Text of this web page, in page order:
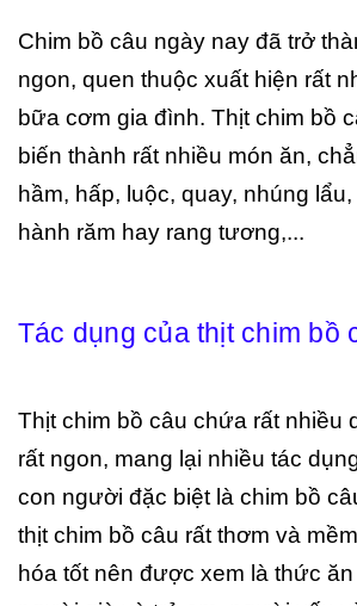
Chim bồ câu ngày nay đã trở
ngon, quen thuộc xuất hiện rất
bữa cơm gia đình. Thịt chim bồ
biến thành rất nhiều món ăn,
hầm, hấp, luộc, quay, nhúng
hành răm hay rang tương,...
Tác dụng của thịt chim bồ
Thịt chim bồ câu chứa rất nhiều
rất ngon, mang lại nhiều tác
con người đặc biệt là chim bồ
thịt chim bồ câu rất thơm và
hóa tốt nên được xem là thức